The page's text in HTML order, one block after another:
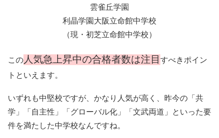
雲雀丘学園
利晶学園大阪立命館中学校
（現・初芝立命館中学校）
この人気急上昇中の合格者数は注目すべきポイン
トといえます。
いずれも中堅校ですが、かなり人気が高く、昨今の「共
学」「自主性」「グローバル化」「文武両道」といった要
件を満たした中学校なんですね。